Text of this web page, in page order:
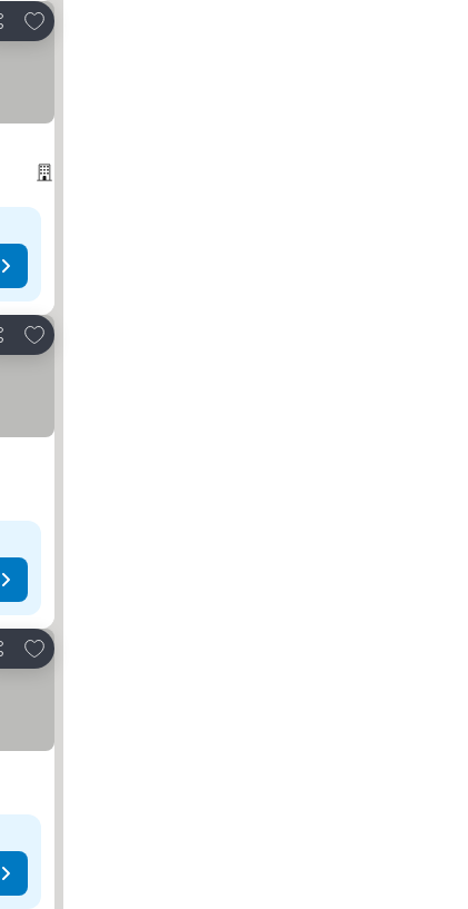
Aggiungi ai preferiti
Aggiungi ai preferiti
Aggiungi ai preferiti